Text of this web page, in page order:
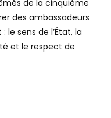
de la cinquième
des ambassadeurs
le sens de l’État, la
et le respect de